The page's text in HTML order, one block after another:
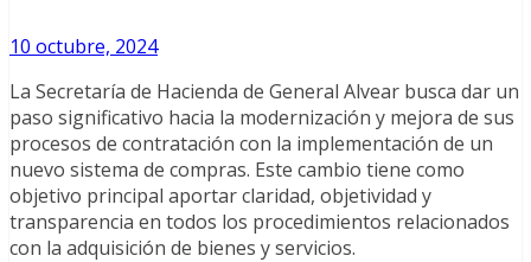
10 octubre, 2024
La Secretaría de Hacienda de General Alvear busca dar un
paso significativo hacia la modernización y mejora de sus
procesos de contratación con la implementación de un
nuevo sistema de compras. Este cambio tiene como
objetivo principal aportar claridad, objetividad y
transparencia en todos los procedimientos relacionados
con la adquisición de bienes y servicios.